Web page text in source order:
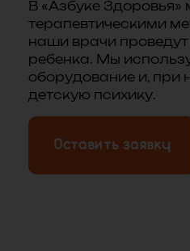
В «Азбуке
терапевтическими
наши врачи
ребенка. Мы
оборудование и, при
детскую психику.
Оставить заявку